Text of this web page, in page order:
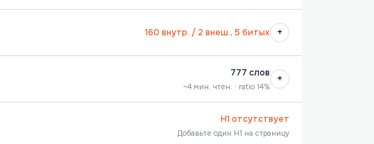
160 внутр. / 2 внеш., 5 битых +
777 слов
~4 мин. чтен. · ratio 14%
+
H1 отсутствует
Добавьте один H1 на страницу